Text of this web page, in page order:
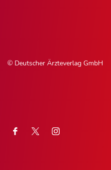
© Deutscher Ärzteverlag GmbH